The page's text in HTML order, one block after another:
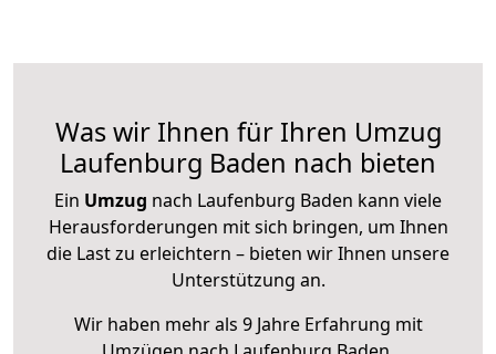
Was wir Ihnen für Ihren Umzug
Laufenburg Baden nach bieten
Ein Umzug nach Laufenburg Baden kann viele
Herausforderungen mit sich bringen, um Ihnen
die Last zu erleichtern – bieten wir Ihnen unsere
Unterstützung an.
Wir haben mehr als 9 Jahre Erfahrung mit